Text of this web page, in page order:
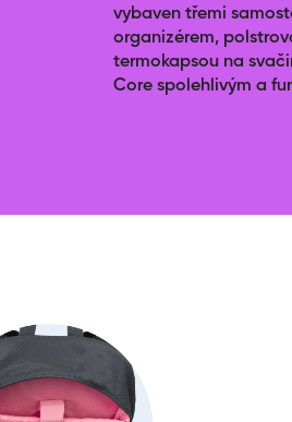
vybaven třemi
organizérem,
termokapsou na
Core spolehlivým a